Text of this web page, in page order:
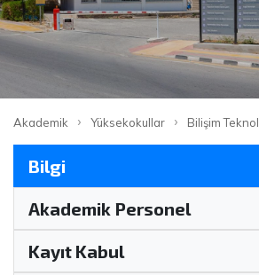
Akademik › Yüksekokullar › Bilişim
Bilgi
Akademik Personel
Kayıt Kabul